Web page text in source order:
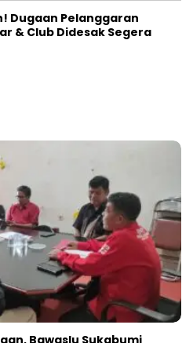
Dugaan Pelanggaran
& Club Didesak Segera